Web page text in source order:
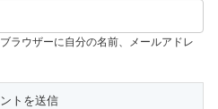
ラウザーに自分の名前、メールアドレ